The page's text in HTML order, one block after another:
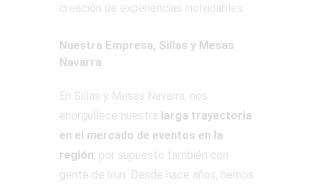
creación de experiencias inolvidables.
Nuestra Empresa, Sillas y Mesas
Navarra
En Sillas y Mesas Navarra, nos
enorgullece nuestra larga trayectoria
en el mercado de eventos en la
región, por supuesto también con
gente de Irun. Desde hace años, hemos